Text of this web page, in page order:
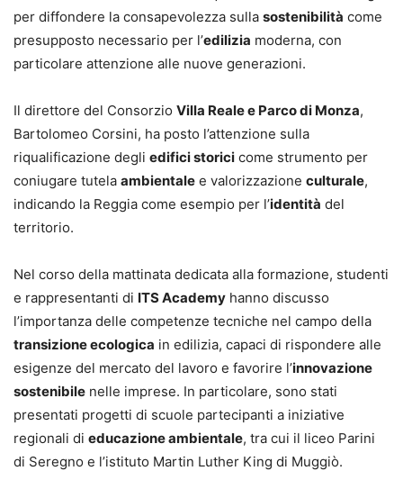
per diffondere la consapevolezza sulla sostenibilità come
presupposto necessario per l’edilizia moderna, con
particolare attenzione alle nuove generazioni.
Il direttore del Consorzio Villa Reale e Parco di Monza,
Bartolomeo Corsini, ha posto l’attenzione sulla
riqualificazione degli edifici storici come strumento per
coniugare tutela ambientale e valorizzazione culturale,
indicando la Reggia come esempio per l’identità del
territorio.
Nel corso della mattinata dedicata alla formazione, studenti
e rappresentanti di ITS Academy hanno discusso
l’importanza delle competenze tecniche nel campo della
transizione ecologica in edilizia, capaci di rispondere alle
esigenze del mercato del lavoro e favorire l’innovazione
sostenibile nelle imprese. In particolare, sono stati
presentati progetti di scuole partecipanti a iniziative
regionali di educazione ambientale, tra cui il liceo Parini
di Seregno e l’istituto Martin Luther King di Muggiò.